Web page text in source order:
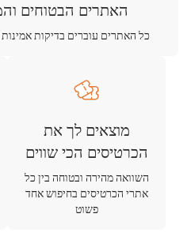
האתרים הבטוחים
כל האתרים עוברים בדיקות אמינות
מוצאים לך את
הכרטיסים הכי שווים
השוואה מהירה ובטוחה בין כל
אתרי הכרטיסים בחיפוש אחד
פשוט